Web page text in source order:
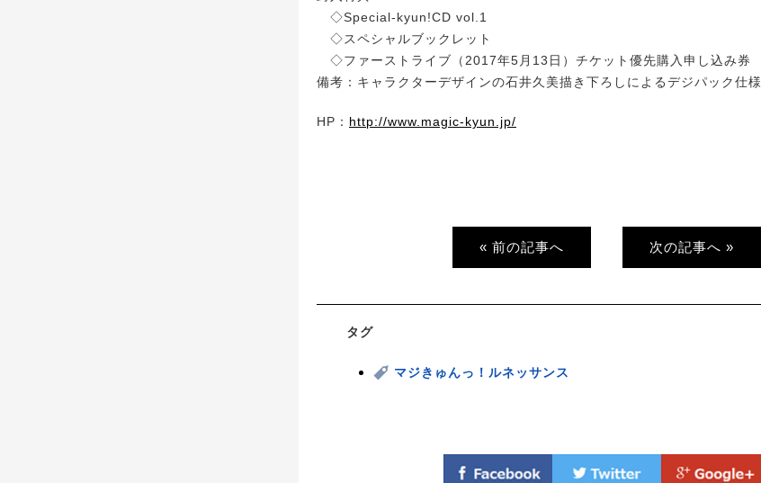
◇Special-kyun!CD vol.1
◇スペシャルブックレット
◇ファーストライブ（2017年5月13日）チケット優先購入申し込み券
備考：キャラクターデザインの石井久美描き下ろしによるデジパック仕様
HP： http://www.magic-kyun.jp/
« 前の記事へ 次の記事へ »
タグ
マジきゅんっ！ルネッサンス